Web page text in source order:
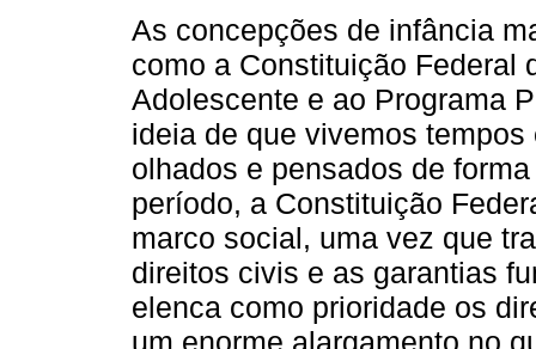
As concepções de infância
como a Constituição Federal
Adolescente e ao Programa
ideia de que vivemos
olhados e pensados de
período, a Constituição
marco social, uma vez que
direitos civis e as garantias
elenca como prioridade os